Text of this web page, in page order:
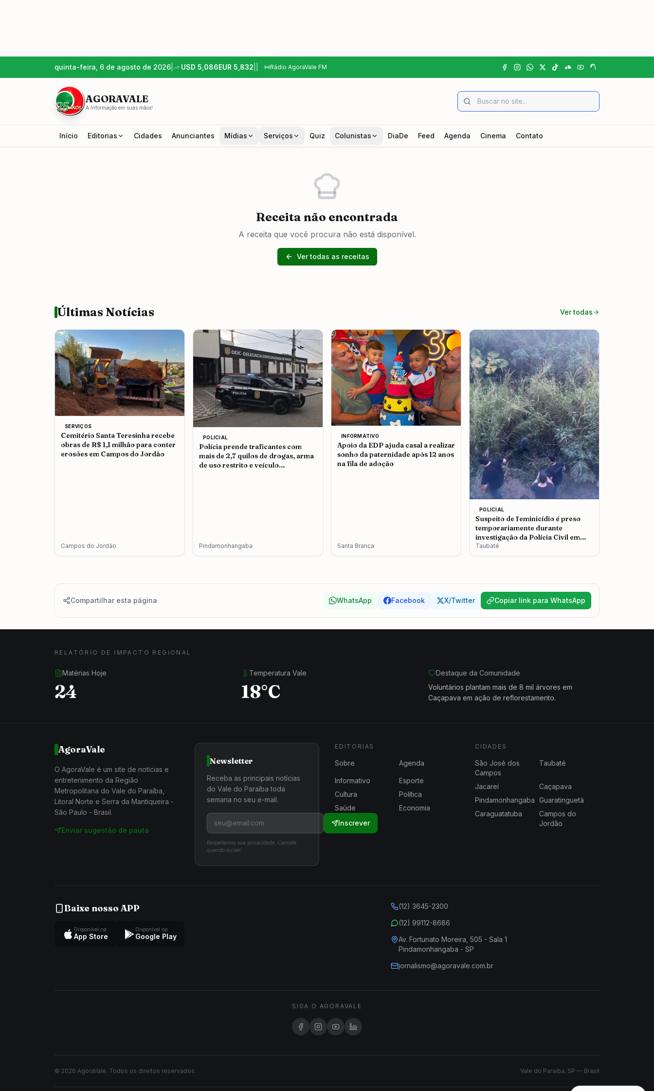
quinta-feira, 6 de agosto de 2026 USD 5,086EUR 5,832 Rádio AgoraVale FM
AGORAVALE
A Informação em suas mãos!
Início Editorias Cidades Anunciantes Mídias Serviços Quiz Colunistas DiaDe Feed Agenda Cinema Contato
Receita não encontrada
A receita que você procura não está disponível.
Ver todas as receitas
Últimas Notícias Ver todas
SERVIÇOS
Cemitério Santa Teresinha recebe
obras de R$ 1,1 milhão para conter
erosões em Campos do Jordão
Campos do Jordão
POLICIAL
Polícia prende traficantes com
mais de 2,7 quilos de drogas, arma
de uso restrito e veículo
Pindamonhangaba
INFORMATIVO
Apoio da EDP ajuda casal a realizar
sonho da paternidade após 12 anos
na fila de adoção
Santa Branca
POLICIAL
Suspeito de feminicídio é preso
temporariamente durante
investigação da Polícia Civil em
Taubaté
Taubaté
Compartilhar esta página WhatsApp Facebook X/Twitter Copiar link para WhatsApp
RELATÓRIO DE IMPACTO REGIONAL
Matérias Hoje
24
Temperatura Vale
18°C
Destaque da Comunidade
Voluntários plantam mais de 8 mil árvores em
Caçapava em ação de reflorestamento.
AgoraVale
O AgoraVale é um site de notícias e
entretenimento da Região
Metropolitana do Vale do Paraíba,
Litoral Norte e Serra da Mantiqueira -
São Paulo - Brasil.
Enviar sugestão de pauta
Newsletter
Receba as principais notícias
do Vale do Paraíba toda
semana no seu e-mail.
Inscrever
Respeitamos sua privacidade. Cancele
quando quiser.
EDITORIAS
Sobre Agenda
Informativo
Esporte
Cultura
Política
Saúde
Economia
CIDADES
São José dos
Campos
Taubaté
Jacareí
Caçapava
Pindamonhangaba Guaratinguetá
Caraguatatuba
Campos do
Jordão
Baixe nosso APP
Disponível na
App Store
Disponível no
Google Play
(12) 3645-2300
(12) 99112-8686
Av. Fortunato Moreira, 505 - Sala 1
Pindamonhangaba - SP
jornalismo@agoravale.com.br
SIGA O AGORAVALE
© 2026 AgoraVale. Todos os direitos reservados. Vale do Paraíba, SP — Brasil